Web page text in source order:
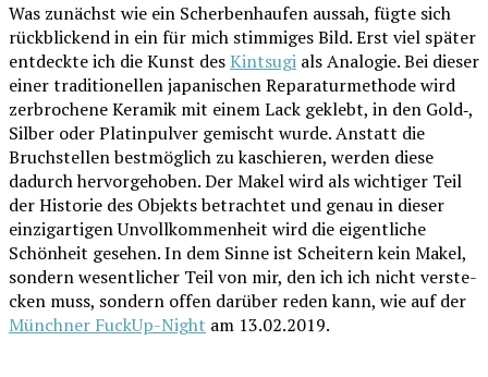
Was zunächst wie ein Scher­ben­hau­fen aus­sah, füg­te sich
rück­bli­ckend in ein für mich stim­mi­ges Bild. Erst viel spä­ter
ent­deck­te ich die Kunst desKint­su­gi als Ana­lo­gie. Bei die­ser
einer tra­di­tio­nel­len japa­ni­schen Repa­ra­tur­me­tho­de wird
zer­bro­che­ne Kera­mik mit einem Lack geklebt, in den Gold‑,
Sil­ber oder Pla­tin­pul­ver gemischt wur­de. Anstatt die
Bruch­stel­len best­mög­lich zu kaschie­ren, wer­den die­se
dadurch her­vor­ge­ho­ben. Der Makel wird als wich­ti­ger Teil
der His­to­rie des Objekts betrach­tet und genau in die­ser
ein­zig­ar­ti­gen Unvoll­kom­men­heit wird die eigent­li­che
Schön­heit gese­hen. In dem Sin­ne ist Schei­tern kein Makel,
son­dern wesent­li­cher Teil von mir, den ich ich nicht ver­ste­
cken muss, son­dern offen dar­über reden kann, wie auf der
Münch­ner Fuck­Up-Night am 13.02.2019.